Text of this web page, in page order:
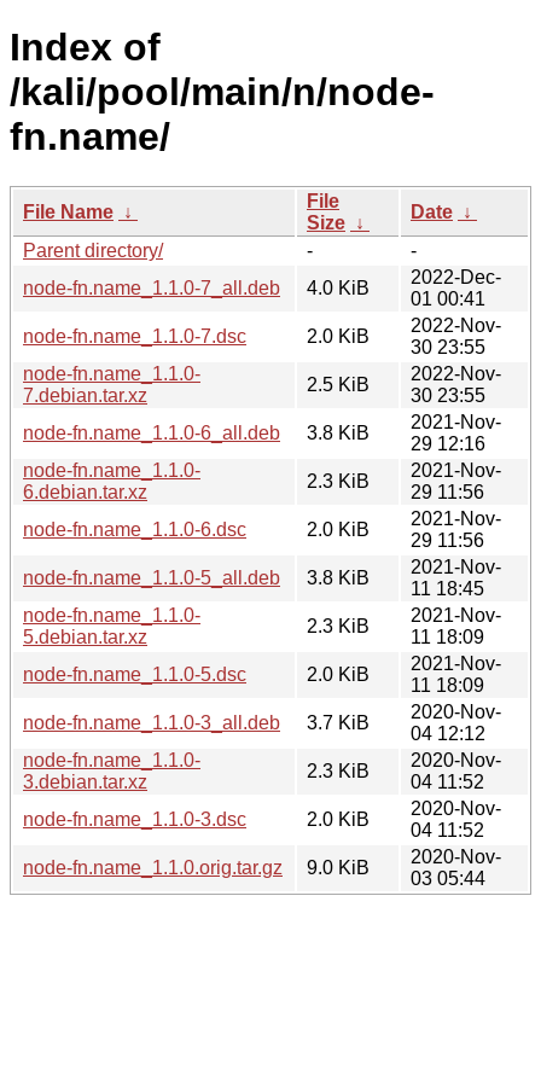
Index of
/kali/pool/main/n/node-
fn.name/
File Name ↓
File
Size ↓
Date ↓
Parent directory/
-
-
node-fn.name_1.1.0-7_all.deb
4.0 KiB
2022-Dec-
01 00:41
node-fn.name_1.1.0-7.dsc
2.0 KiB
2022-Nov-
30 23:55
node-fn.name_1.1.0-
7.debian.tar.xz
2.5 KiB
2022-Nov-
30 23:55
node-fn.name_1.1.0-6_all.deb
3.8 KiB
2021-Nov-
29 12:16
node-fn.name_1.1.0-
6.debian.tar.xz
2.3 KiB
2021-Nov-
29 11:56
node-fn.name_1.1.0-6.dsc
2.0 KiB
2021-Nov-
29 11:56
node-fn.name_1.1.0-5_all.deb
3.8 KiB
2021-Nov-
11 18:45
node-fn.name_1.1.0-
5.debian.tar.xz
2.3 KiB
2021-Nov-
11 18:09
node-fn.name_1.1.0-5.dsc
2.0 KiB
2021-Nov-
11 18:09
node-fn.name_1.1.0-3_all.deb
3.7 KiB
2020-Nov-
04 12:12
node-fn.name_1.1.0-
3.debian.tar.xz
2.3 KiB
2020-Nov-
04 11:52
node-fn.name_1.1.0-3.dsc
2.0 KiB
2020-Nov-
04 11:52
node-fn.name_1.1.0.orig.tar.gz
9.0 KiB
2020-Nov-
03 05:44